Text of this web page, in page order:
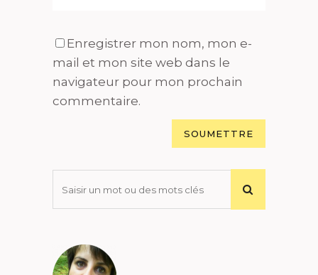
Enregistrer mon nom, mon e-
mail et mon site web dans le
navigateur pour mon prochain
commentaire.